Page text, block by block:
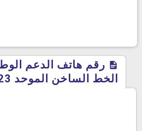
رقم هاتف الدعم
الخط الساخن الموحد 2023